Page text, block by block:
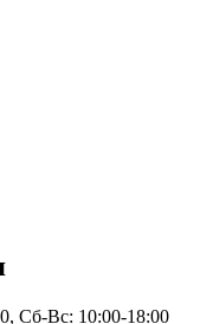
Сб-Вс: 10:00-18:00